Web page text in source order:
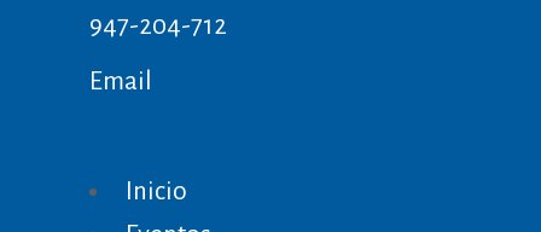
947-204-712
Email
Inicio